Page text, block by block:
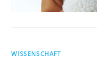
WISSENSCHAFT